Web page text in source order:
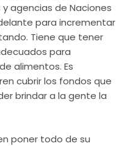
agencias de Naciones
para incrementar
Tiene que tener
para
alimentos. Es
cubrir los fondos que
brindar a la gente la
poner todo de su